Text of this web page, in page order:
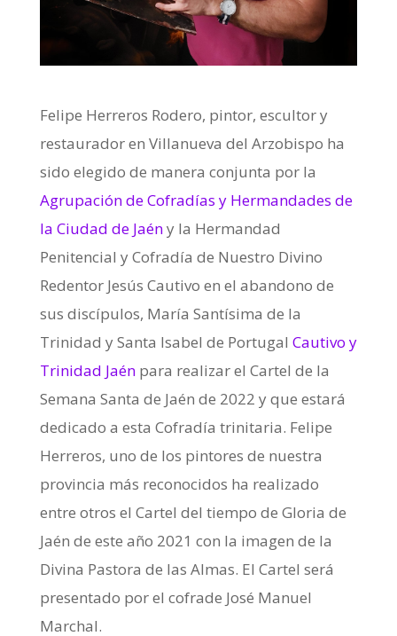
Felipe Herreros Rodero, pintor, escultor y
restaurador en Villanueva del Arzobispo ha
sido elegido de manera conjunta por la
Agrupación de Cofradías y Hermandades de
la Ciudad de Jaény la Hermandad
Penitencial y Cofradía de Nuestro Divino
Redentor Jesús Cautivo en el abandono de
sus discípulos, María Santísima de la
Trinidad y Santa Isabel de Portugal Cautivo y
Trinidad Jaénpara realizar el Cartel de la
Semana Santa de Jaén de 2022 y que estará
dedicado a esta Cofradía trinitaria. Felipe
Herreros, uno de los pintores de nuestra
provincia más reconocidos ha realizado
entre otros el Cartel del tiempo de Gloria de
Jaén de este año 2021 con la imagen de la
Divina Pastora de las Almas. El Cartel será
presentado por el cofrade José Manuel
Marchal.